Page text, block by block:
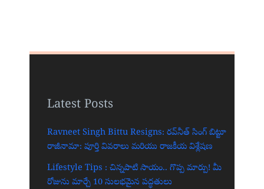
Latest Posts
Ravneet Singh Bittu Resigns: రవ్‌నీత్ సింగ్ బిట్టూ
రాజీనామా: పూర్తి వివరాలు మరియు రాజకీయ విశ్లేషణ
Lifestyle Tips : చిన్నపాటి సాయం.. గొప్ప మార్పు! మీ
రోజును మార్చే 10 సులభమైన పద్ధతులు